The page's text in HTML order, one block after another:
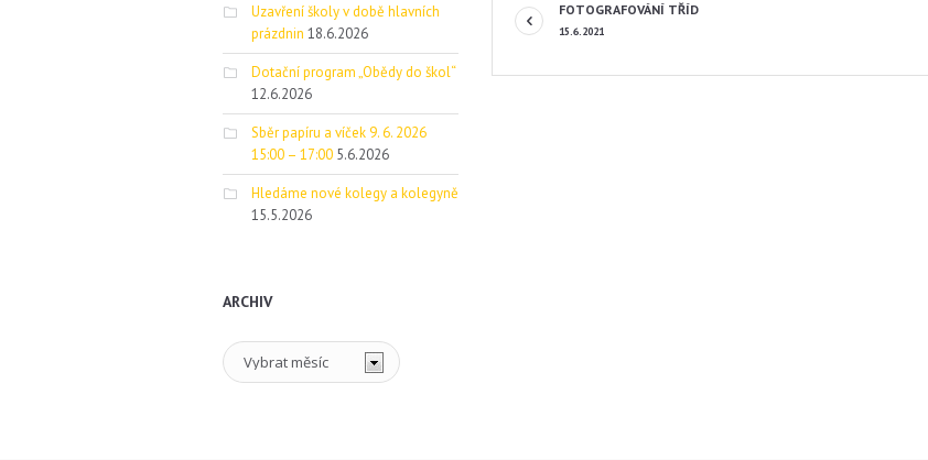
FOTOGRAFOVÁNÍ TŘÍD
15.6.2021
Uzavření školy v době hlavních
prázdnin 18.6.2026
Dotační program „Obědy do škol“
12.6.2026
Sběr papíru a víček 9. 6. 2026
15:00 – 17:00 5.6.2026
Hledáme nové kolegy a kolegyně
15.5.2026
ARCHIV
Archiv